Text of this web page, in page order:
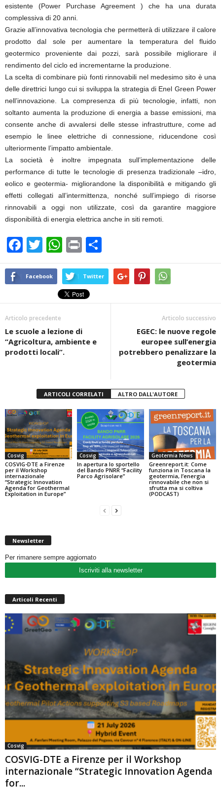
esistente (Power Purchase Agreement ) che ha una durata
complessiva di 20 anni.
Grazie all’innovativa tecnologia che permetterà di utilizzare il calore
prodotto dal sole per aumentare la temperatura del fluido
geotermico proveniente dai pozzi, sarà possibile migliorare il
rendimento del ciclo ed incrementarne la produzione.
La scelta di combinare più fonti rinnovabili nel medesimo sito è una
delle direttrici lungo cui si sviluppa la strategia di Enel Green Power
nell’innovazione. La compresenza di più tecnologie, infatti, non
soltanto aumenta la produzione di energia a basse emissioni, ma
consente anche di avvalersi delle stesse infrastrutture, come ad
esempio le linee elettriche di connessione, riducendone così
ulteriormente l’impatto ambientale.
La società è inoltre impegnata sull’implementazione delle
performance di tutte le tecnologie di presenza tradizionale –idro,
eolico e geotermia- migliorandone la disponibilità e mitigando gli
effetti collegati all’intermittenza, nonché sull’impiego di risorse
rinnovabili a oggi non utilizzate, così da garantire maggiore
disponibilità di energia elettrica anche in siti remoti.
F
a
c
b
o
o
k
T
wi
tt
W
h
at
s
A
p
Pr
in
t
o
n
vi
Facebook Twitter
Articolo precedente
Le scuole a lezione di
“Agricoltura, ambiente e
prodotti locali”.
Articolo successivo
EGEC: le nuove regole
europee sull’energia
potrebbero penalizzare la
geotermia
ARTICOLI CORRELATI ALTRO DALL'AUTORE
Cosvig
COSVIG-DTE a Firenze
per il Workshop
internazionale
“Strategic Innovation
Agenda for Geothermal
Exploitation in Europe”
Cosvig
In apertura lo sportello
del Bando PNRR “Facility
Parco Agrisolare”
Geotermia News
Greenreport.it: Come
funziona in Toscana la
geotermia, l’energia
rinnovabile che non si
sfrutta ma si coltiva
(PODCAST)
Newsletter
Per rimanere sempre aggiornato
Iscriviti alla newsletter
Articoli Recenti
Cosvig
COSVIG-DTE a Firenze per il Workshop
internazionale “Strategic Innovation Agenda
for...